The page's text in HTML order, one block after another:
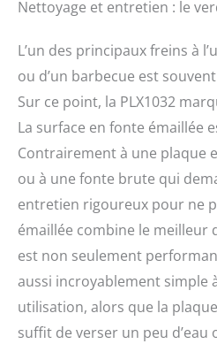
Nettoyage et entretien : le
L’un des principaux freins à
ou d’un barbecue est
Sur ce point, la PLX1032
La surface en fonte émaillée
Contrairement à une plaque
ou à une fonte brute qui
entretien rigoureux pour ne
émaillée combine le meilleur
est non seulement
aussi incroyablement simple
utilisation, alors que la
suffit de verser un peu d’eau